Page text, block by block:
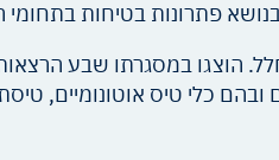
מגוונים ובהם כלי טיס